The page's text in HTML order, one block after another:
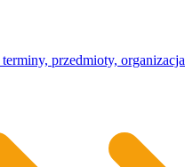
przedmioty, organizacja